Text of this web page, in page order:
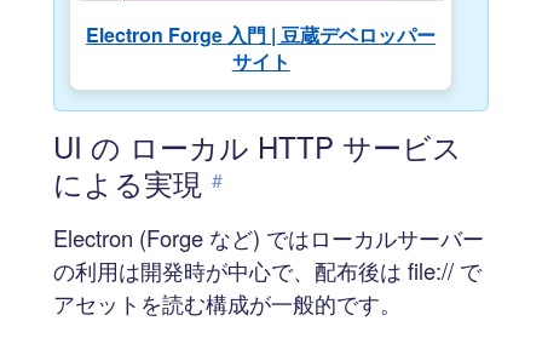
Electron Forge 入門 | 豆蔵デベロッパー
サイト
UI の ローカル HTTP サービス
による実現 #
Electron (Forge など) ではローカルサーバー
の利用は開発時が中心で、配布後は file:// で
アセットを読む構成が一般的です。